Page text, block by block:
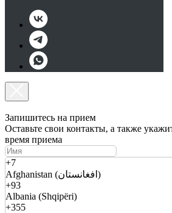
Запишитесь на прием
Оставьте свои контакты, а также
время приема
+7
Afghanistan (افغانستان)
+93
Albania (Shqipëri)
+355